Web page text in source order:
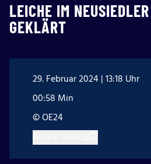
LEICHE IM
GEKLÄRT
29. Februar 2024 | 13:18 Uhr
00:58 Min
© OE24